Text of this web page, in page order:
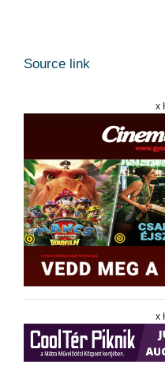
Source link
x
x